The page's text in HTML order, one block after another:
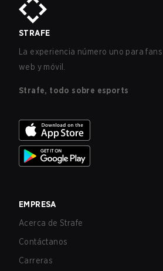
STRAFE
La experiencia número uno para
web y móvil.
Strafe, todo sobre esports
EMPRESA
Acerca de Strafe
Contáctanos
Carreras